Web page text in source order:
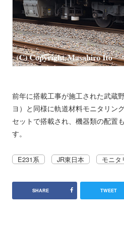
前年に搭載工事が施工された武蔵
ヨ）と同様に軌道材料モニタリン
セットで搭載され、機器類の配置
す。
E231系 JR東日本 モニタ
SHARE TWEET